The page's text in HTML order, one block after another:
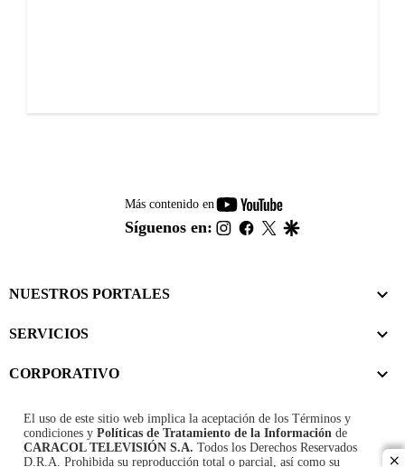
Más contenido en
youtube-
footer
Síguenos en: instagram
facebook
twitter
NUESTROS PORTALES
SERVICIOS
CORPORATIVO
El uso de este sitio web implica la aceptación de los Términos y
condiciones y Políticas de Tratamiento de la Información de
CARACOL TELEVISIÓN S.A. Todos los Derechos Reservados
D.R.A. Prohibida su reproducción total o parcial, así como su